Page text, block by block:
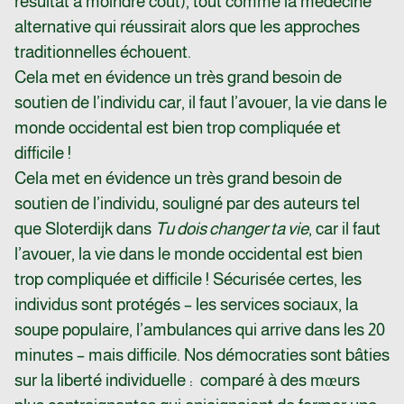
alternative qui réussirait alors que les approches
traditionnelles échouent.
Cela met en évidence un très grand besoin de
soutien de l’individu car, il faut l’avouer, la vie dans le
monde occidental est bien trop compliquée et
difficile !
Cela met en évidence un très grand besoin de
soutien de l’individu, souligné par des auteurs tel
que Sloterdijk dans Tu dois changer ta vie, car il faut
l’avouer, la vie dans le monde occidental est bien
trop compliquée et difficile ! Sécurisée certes, les
individus sont protégés – les services sociaux, la
soupe populaire, l’ambulances qui arrive dans les 20
minutes – mais difficile. Nos démocraties sont bâties
sur la liberté individuelle : comparé à des mœurs